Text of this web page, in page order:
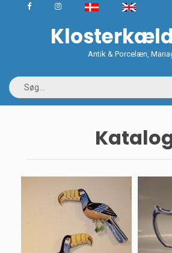
Antik & Porcelæn,